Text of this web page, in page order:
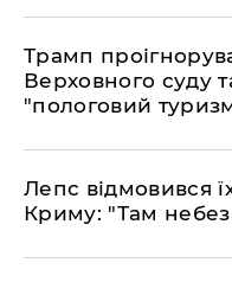
Трамп
Верховного суду
"пологовий
Лепс відмовився
Криму: "Там